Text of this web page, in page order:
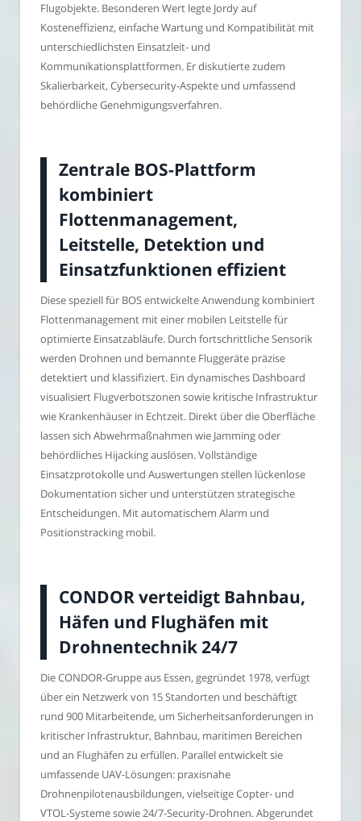
Flugobjekte. Besonderen Wert legte Jordy auf
Kosteneffizienz, einfache Wartung und Kompatibilität mit
unterschiedlichsten Einsatzleit- und
Kommunikationsplattformen. Er diskutierte zudem
Skalierbarkeit, Cybersecurity-Aspekte und umfassend
behördliche Genehmigungsverfahren.
Zentrale BOS-Plattform
kombiniert
Flottenmanagement,
Leitstelle, Detektion und
Einsatzfunktionen effizient
Diese speziell für BOS entwickelte Anwendung kombiniert
Flottenmanagement mit einer mobilen Leitstelle für
optimierte Einsatzabläufe. Durch fortschrittliche Sensorik
werden Drohnen und bemannte Fluggeräte präzise
detektiert und klassifiziert. Ein dynamisches Dashboard
visualisiert Flugverbotszonen sowie kritische Infrastruktur
wie Krankenhäuser in Echtzeit. Direkt über die Oberfläche
lassen sich Abwehrmaßnahmen wie Jamming oder
behördliches Hijacking auslösen. Vollständige
Einsatzprotokolle und Auswertungen stellen lückenlose
Dokumentation sicher und unterstützen strategische
Entscheidungen. Mit automatischem Alarm und
Positionstracking mobil.
CONDOR verteidigt Bahnbau,
Häfen und Flughäfen mit
Drohnentechnik 24/7
Die CONDOR-Gruppe aus Essen, gegründet 1978, verfügt
über ein Netzwerk von 15 Standorten und beschäftigt
rund 900 Mitarbeitende, um Sicherheitsanforderungen in
kritischer Infrastruktur, Bahnbau, maritimen Bereichen
und an Flughäfen zu erfüllen. Parallel entwickelt sie
umfassende UAV-Lösungen: praxisnahe
Drohnenpilotenausbildungen, vielseitige Copter- und
VTOL-Systeme sowie 24/7-Security-Drohnen. Abgerundet